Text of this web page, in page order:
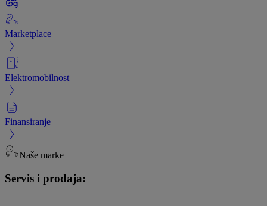
Marketplace
Elektromobilnost
Finansiranje
Naše marke
Servis i prodaja: